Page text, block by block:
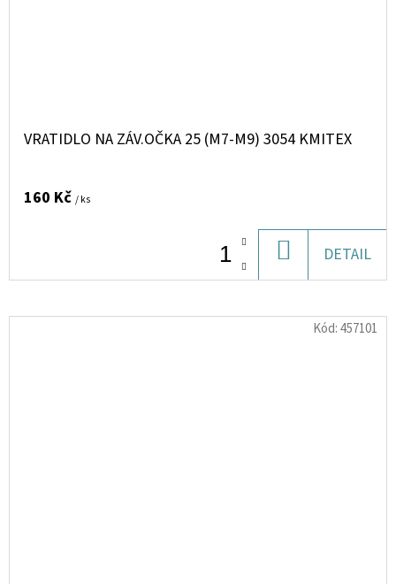
VRATIDLO NA ZÁV.OČKA 25 (M7-M9) 3054 KMITEX
160 Kč / ks
KOŠÍKU
DETAIL
Kód:457101